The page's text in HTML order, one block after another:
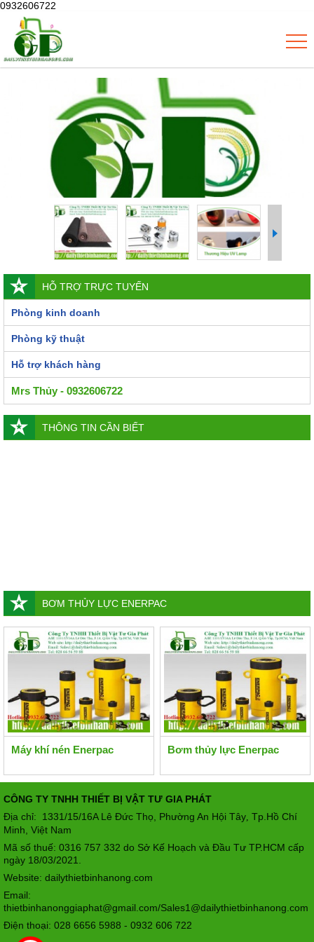
0932606722
HỖ TRỢ TRỰC TUYẾN
Phòng kinh doanh
Phòng kỹ thuật
Hỗ trợ khách hàng
Mrs Thủy - 0932606722
THÔNG TIN CẦN BIẾT
BƠM THỦY LỰC ENERPAC
Máy khí nén Enerpac Bơm thủy lực Enerpac
CÔNG TY TNHH THIẾT BỊ VẬT TƯ GIA PHÁT
Địa chỉ: 1331/15/16A Lê Đức Thọ, Phường An Hội Tây Tp.Hồ Chí
Minh, Việt Nam
Mã số thuế: 0316 757 332 do Sở Kế Hoạch và Đầu Tư TP.HCM cấp
ngày 18/03/2021.
Website: dailythietbinhanong.com
Email:
thietbinhanonggiaphat@gmail.com/Sales1@dailythietbinhanong.com
Điện thoại: 028 6656 5988 - 0932 606 722